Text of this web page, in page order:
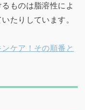
ものは脂溶性によ
たりしています。
ケア！その順番と